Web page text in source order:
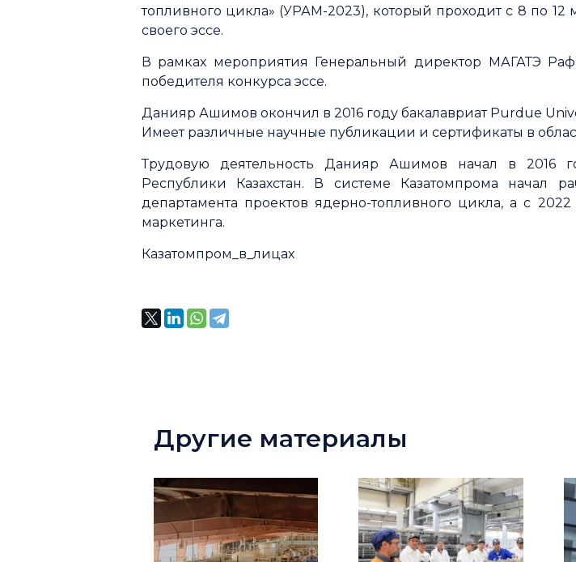
топливного цикла» (УРАМ-2023), который проходит с 8 по
своего эссе.
В рамках мероприятия Генеральный директор МАГАТЭ
победителя конкурса эссе.
Данияр Ашимов окончил в 2016 году бакалавриат Purdue
Имеет различные научные публикации и сертификаты в
Трудовую деятельность Данияр Ашимов начал в 2016
Республики Казахстан. В системе Казатомпрома начал
департамента проектов ядерно-топливного цикла, а с
маркетинга.
Казатомпром_в_лицах
Другие материалы